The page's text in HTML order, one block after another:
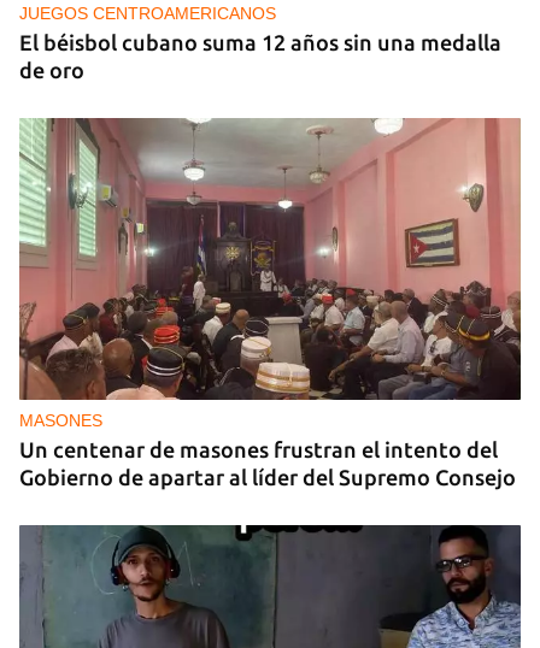
decisiones de Ortega
JUEGOS CENTROAMERICANOS
El béisbol cubano suma 12 años sin una medalla
de oro
MASONES
Un centenar de masones frustran el intento del
Gobierno de apartar al líder del Supremo Consejo